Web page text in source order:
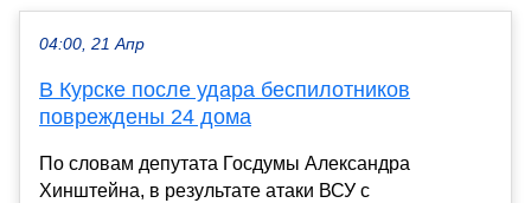
04:00, 21 Апр
В Курске после удара беспилотников
повреждены 24 дома
По словам депутата Госдумы Александра
Хинштейна, в результате атаки ВСУ с